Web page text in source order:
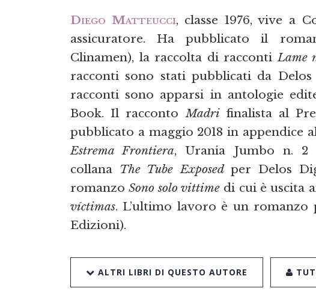
Diego Matteucci, classe 1976, vive a
assicuratore. Ha pubblicato il
Clinamen), la raccolta di raccontiLame
racconti sono stati pubblicati da
racconti sono apparsi in antologie
Book. Il raccontoMadri finalista al
pubblicato a maggio 2018 in appendice
Estrema Frontiera, Urania Jumbo n. 2
collana The Tube Exposed per Delos
romanzoSono solo vittime di cui è uscita
víctimas. L’ultimo lavoro è un romanzo
Edizioni).
ALTRI LIBRI DI QUESTO AUTORE